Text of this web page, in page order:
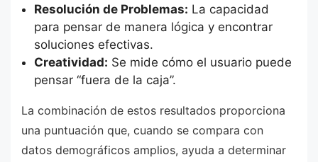
Resolución de Problemas: La capacidad
para pensar de manera lógica y encontrar
soluciones efectivas.
Creatividad: Se mide cómo el usuario puede
pensar “fuera de la caja”.
La combinación de estos resultados proporciona
una puntuación que, cuando se compara con
datos demográficos amplios, ayuda a determinar